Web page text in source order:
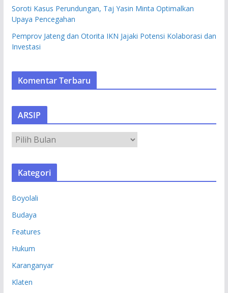
Soroti Kasus Perundungan, Taj Yasin Minta Optimalkan
Upaya Pencegahan
Pemprov Jateng dan Otorita IKN Jajaki Potensi Kolaborasi dan
Investasi
Komentar Terbaru
ARSIP
R
S
Kategori
Boyolali
Budaya
Features
Hukum
Karanganyar
Klaten